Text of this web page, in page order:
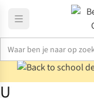
Uitrusting